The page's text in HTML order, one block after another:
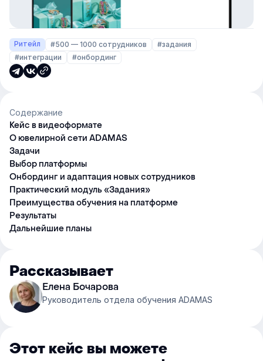
Ритейл #500 — 1000 сотрудников
#задания
#интеграции
#онбординг
Содержание
Кейс в видеоформате
О ювелирной сети ADAMAS
Задачи
Выбор платформы
Онбординг и адаптация новых сотрудников
Практический модуль «Задания»
Преимущества обучения на платформе
Результаты
Дальнейшие планы
Рассказывает
Елена Бочарова
Руководитель отдела обучения ADAMAS
Этот кейс вы можете